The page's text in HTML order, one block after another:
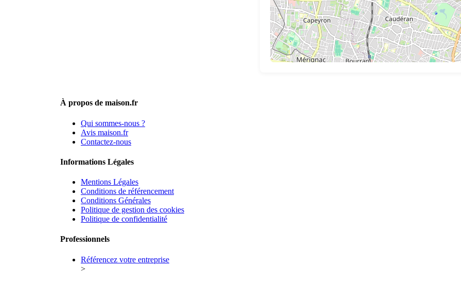
À propos de maison.fr
Qui sommes-nous ?
Avis maison.fr
Contactez-nous
Informations Légales
Mentions Légales
Conditions de référencement
Conditions Générales
Politique de gestion des cookies
Politique de confidentialité
Professionnels
Référencez votre entreprise
>